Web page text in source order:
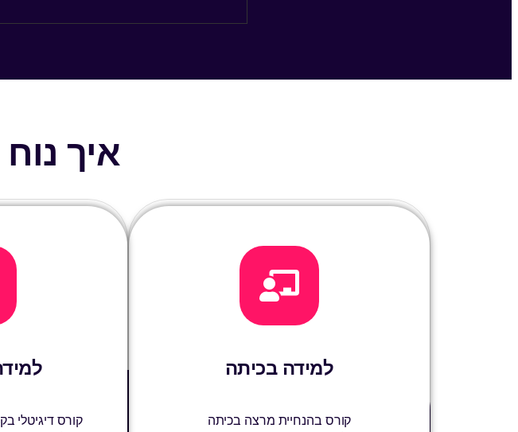
איך
למידה בכיתה
קורס בהנחיית מרצה בכיתה
קורס דיגיטלי